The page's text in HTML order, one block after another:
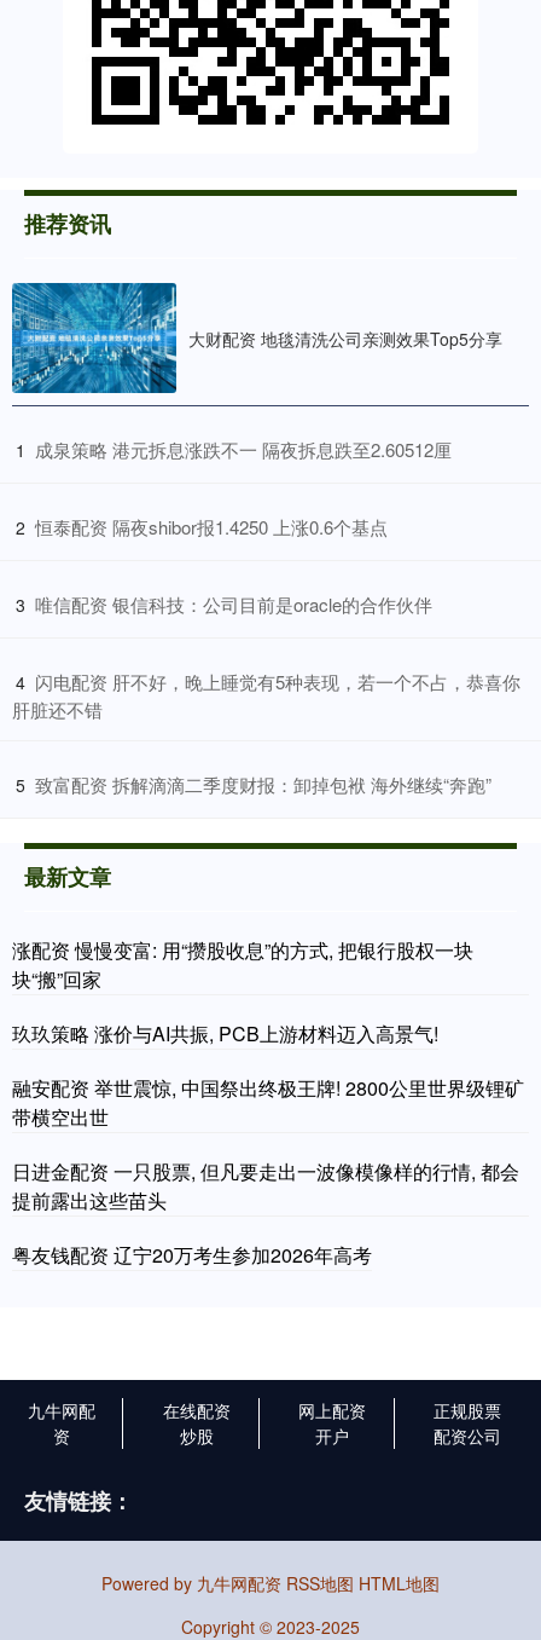
推荐资讯
大财配资 地毯清洗公司亲测效果Top5分享
1 ​成泉策略 港元拆息涨跌不一 隔夜拆息跌至2.60512厘
2 ​恒泰配资 隔夜shibor报1.4250 上涨0.6个基点
3 ​唯信配资 银信科技：公司目前是oracle的合作伙伴
4 ​闪电配资 肝不好，晚上睡觉有5种表现，若一个不占，恭喜你
肝脏还不错
5 ​致富配资 拆解滴滴二季度财报：卸掉包袱 海外继续“奔跑”
最新文章
涨配资 慢慢变富: 用“攒股收息”的方式, 把银行股权一块
块“搬”回家
玖玖策略 涨价与AI共振, PCB上游材料迈入高景气!
融安配资 举世震惊, 中国祭出终极王牌! 2800公里世界级锂矿
带横空出世
日进金配资 一只股票, 但凡要走出一波像模像样的行情, 都会
提前露出这些苗头
粤友钱配资 辽宁20万考生参加2026年高考
九牛网配
资
在线配资
炒股
网上配资
开户
正规股票
配资公司
友情链接：
Powered by 九牛网配资 RSS地图 HTML地图
Copyright © 2023-2025